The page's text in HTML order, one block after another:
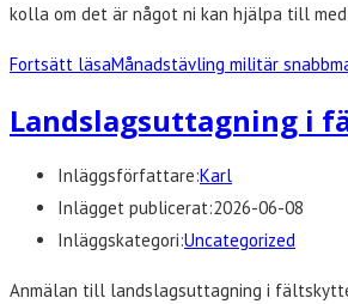
kolla om det är något ni kan hjälpa till
Fortsätt läsaMånadstävling militär
Landslagsuttagning i
Inläggsförfattare:Karl
Inlägget publicerat:2026-06-08
Inläggskategori:Uncategorized
Anmälan till landslagsuttagning i